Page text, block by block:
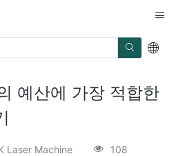
예산에 가장 적합한
Laser Machine 108